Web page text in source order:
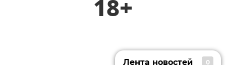
18+
Лента новостей 0